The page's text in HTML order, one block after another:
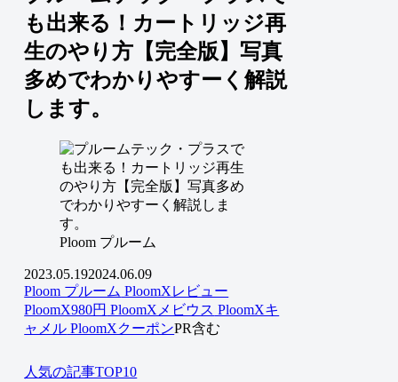
も出来る！カートリッジ再
生のやり方【完全版】写真
多めでわかりやすーく解説
します。
Ploom プルーム
2023.05.192024.06.09
Ploom プルーム PloomXレビュー
PloomX980円 PloomXメビウス PloomXキ
ャメル PloomXクーポンPR含む
人気の記事TOP10